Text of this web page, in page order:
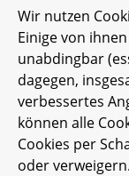
Wir nutzen
Einige von
unabdingbar
dagegen,
verbessertes
können alle
Cookies per
oder verweigern.